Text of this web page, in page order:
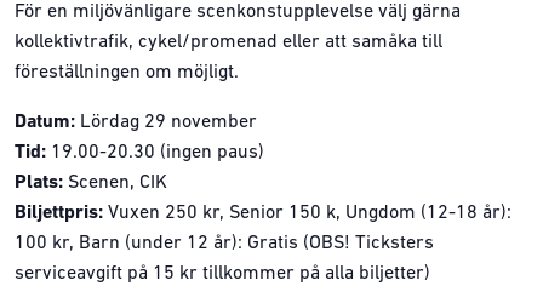
För en miljövänligare scenkonstupplevelse välj gärna
kollektivtrafik, cykel/promenad eller att samåka till
föreställningen om möjligt.
Datum: Lördag 29 november
Tid: 19.00-20.30 (ingen paus)
Plats: Scenen, CIK
Biljettpris: Vuxen 250 kr, Senior 150 k, Ungdom (12-18 år):
100 kr, Barn (under 12 år): Gratis (OBS! Ticksters
serviceavgift på 15 kr tillkommer på alla biljetter)